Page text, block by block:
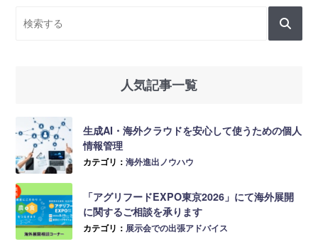
人気記事一覧
生成AI・海外クラウドを安心して使うための個人
情報管理
カテゴリ：海外進出ノウハウ
「アグリフードEXPO東京2026」にて海外展開
に関するご相談を承ります
カテゴリ： 展示会での出張アドバイス